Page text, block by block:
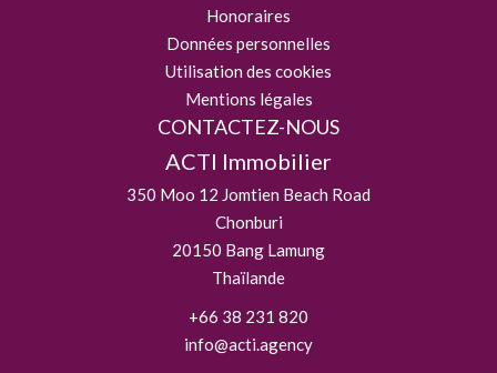
Honoraires
Données personnelles
Utilisation des cookies
Mentions légales
CONTACTEZ-NOUS
ACTI Immobilier
350 Moo 12 Jomtien Beach Road
Chonburi
20150 Bang Lamung
Thaïlande
+66 38 231 820
info@acti.agency